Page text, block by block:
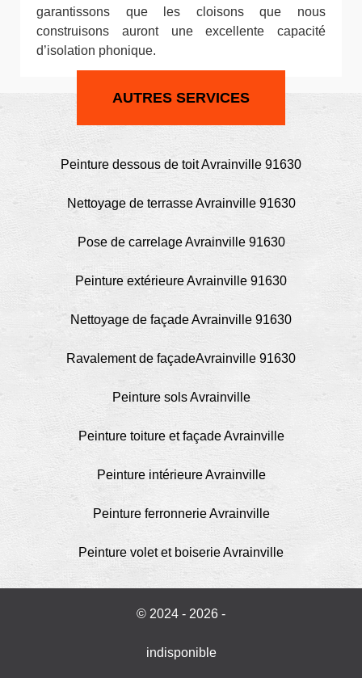
garantissons que les cloisons que nous
construisons auront une excellente capacité
d’isolation phonique.
AUTRES SERVICES
Peinture dessous de toit Avrainville 91630
Nettoyage de terrasse Avrainville 91630
Pose de carrelage Avrainville 91630
Peinture extérieure Avrainville 91630
Nettoyage de façade Avrainville 91630
Ravalement de façadeAvrainville 91630
Peinture sols Avrainville
Peinture toiture et façade Avrainville
Peinture intérieure Avrainville
Peinture ferronnerie Avrainville
Peinture volet et boiserie Avrainville
© 2024 - 2026 -
indisponible